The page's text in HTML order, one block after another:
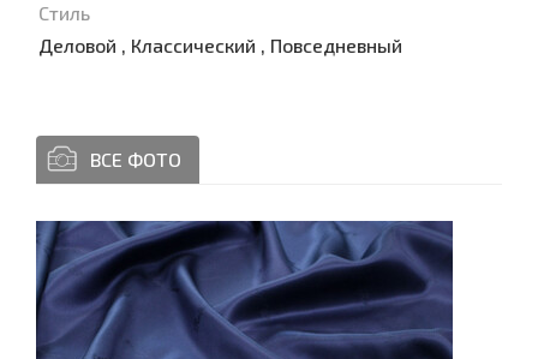
Стиль
Деловой , Классический , Повседневный
ВСЕ ФОТО